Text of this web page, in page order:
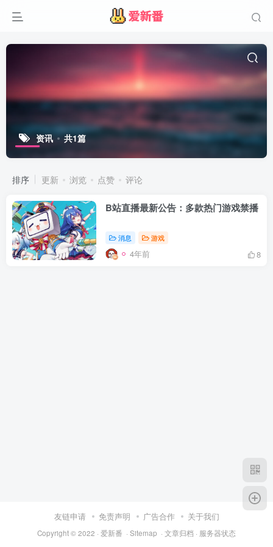
资讯 共1篇
排序 更新 浏览 点赞 评论
B站直播最新公告：多款热门游戏禁播
消息 游戏
4年前 8
友链申请 免责声明 广告合作 关于我们
Copyright © 2022 · 爱新番 · Sitemap · 文章归档 · 服务器状态